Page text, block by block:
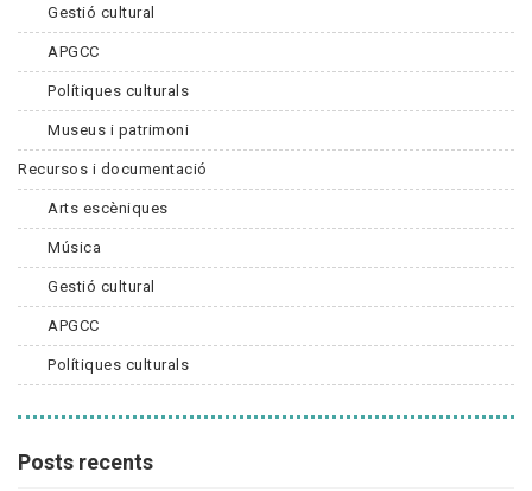
Gestió cultural
APGCC
Polítiques culturals
Museus i patrimoni
Recursos i documentació
Arts escèniques
Música
Gestió cultural
APGCC
Polítiques culturals
Posts recents